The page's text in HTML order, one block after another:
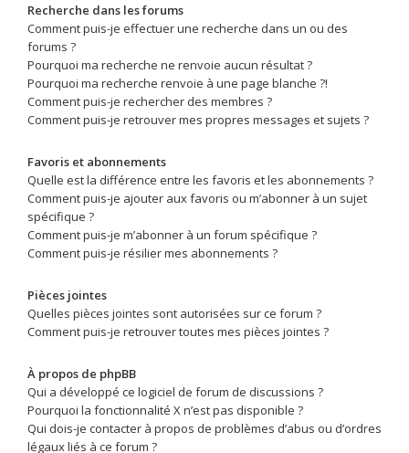
Recherche dans les forums
Comment puis-je effectuer une recherche dans un ou des
forums ?
Pourquoi ma recherche ne renvoie aucun résultat ?
Pourquoi ma recherche renvoie à une page blanche ?!
Comment puis-je rechercher des membres ?
Comment puis-je retrouver mes propres messages et sujets ?
Favoris et abonnements
Quelle est la différence entre les favoris et les abonnements ?
Comment puis-je ajouter aux favoris ou m’abonner à un sujet
spécifique ?
Comment puis-je m’abonner à un forum spécifique ?
Comment puis-je résilier mes abonnements ?
Pièces jointes
Quelles pièces jointes sont autorisées sur ce forum ?
Comment puis-je retrouver toutes mes pièces jointes ?
À propos de phpBB
Qui a développé ce logiciel de forum de discussions ?
Pourquoi la fonctionnalité X n’est pas disponible ?
Qui dois-je contacter à propos de problèmes d’abus ou d’ordres
légaux liés à ce forum ?